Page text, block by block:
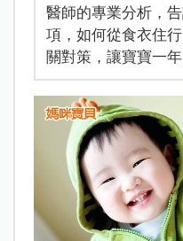
醫師的專業分析，
項，如何從食衣住
關對策，讓寶寶一年